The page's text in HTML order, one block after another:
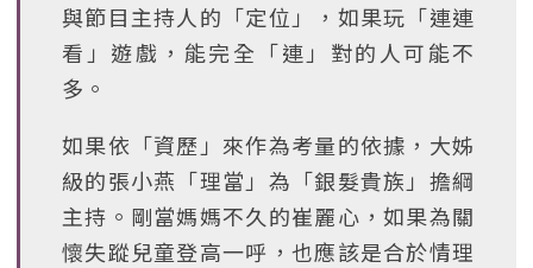
與節目主持人的「定位」，如果玩「連連
看」遊戲，能完全「連」對的人可能不
多。
如果依「資歷」來作為考量的依據，大姊
級的張小燕「理當」為「銀髮貴族」擔綱
主持。剛當媽媽不久的崔麗心，如果為關
懷失蹤兒童登高一呼，也應該是合於情理